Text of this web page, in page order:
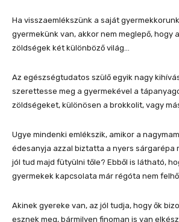
Ha visszaemlékszünk a saját
gyermekünk van, akkor nem meglepő, hogy
zöldségek két különböző világ…
Az egészségtudatos szülő egyik nagy
szerettesse meg a gyermekével a
zöldségeket, különösen a brokkolit, vagy
Ugye mindenki emlékszik, amikor a
édesanyja azzal biztatta a nyers sárgarépa
jól tud majd fütyülni tőle? Ebből is látható,
gyermekek kapcsolata már régóta nem
Akinek gyereke van, az jól tudja, hogy ők
esznek meg, bármilyen finoman is van